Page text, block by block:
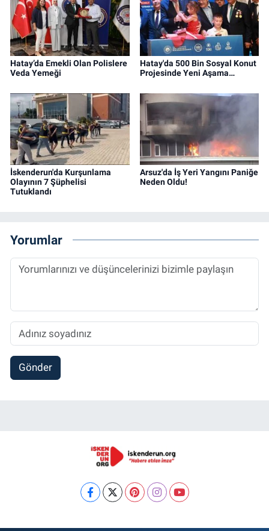
Hatay’da Emekli Olan Polislere
Veda Yemeği
Hatay'da 500 Bin Sosyal Konut
Projesinde Yeni Aşama…
İskenderun'da Kurşunlama
Olayının 7 Şüphelisi
Tutuklandı
Arsuz'da İş Yeri Yangını Paniğe
Neden Oldu!
Yorumlar
Gönder